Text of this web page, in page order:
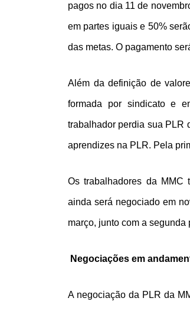
pagos no dia 11 de
em partes iguais e 50%
das metas. O pagamento
Além da definição de
formada por sindicato e
trabalhador perdia sua PLR
aprendizes na PLR. Pela
Os trabalhadores da MMC
ainda será negociado em
março, junto com a segunda
Negociações em
A negociação da PLR da